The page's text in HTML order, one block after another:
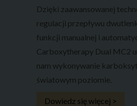
Dzięki zaawansowanej
regulacji przepływu
funkcji manualnej i
Carboxytherapy Dual MC2
nam wykonywanie
światowym poziomie.
Dowiedz się więcej >